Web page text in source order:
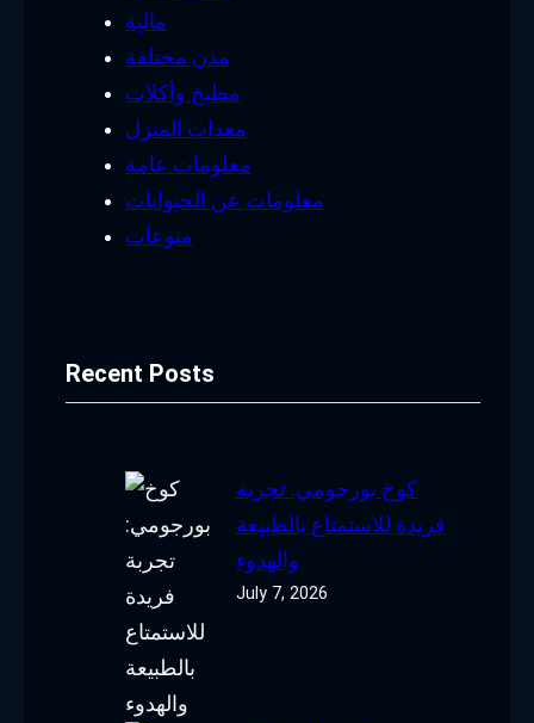
مالية
مدن مختلفة
مطبخ وأكلات
معدات المنزل
معلومات عامة
معلومات عن الحيوانات
منوعات
Recent Posts
كوخ بورجومي: تجربة
فريدة للاستمتاع بالطبيعة
والهدوء
July 7, 2026